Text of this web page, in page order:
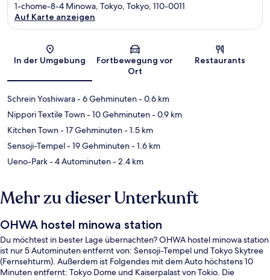
Karte
1-chome-8-4 Minowa, Tokyo, Tokyo, 110-0011
Auf Karte anzeigen
In der Umgebung
Fortbewegung vor
Ort
Restaurants
Schrein Yoshiwara- 6 Gehminuten- 0.6 km
Nippori Textile Town- 10 Gehminuten- 0.9 km
Kitchen Town- 17 Gehminuten- 1.5 km
Sensoji-Tempel- 19 Gehminuten- 1.6 km
Ueno-Park- 4 Autominuten- 2.4 km
Mehr zu dieser Unterkunft
OHWA hostel minowa station
Du möchtest in bester Lage übernachten? OHWA hostel minowa station
ist nur 5 Autominuten entfernt von: Sensoji-Tempel und Tokyo Skytree
(Fernsehturm). Außerdem ist Folgendes mit dem Auto höchstens 10
Minuten entfernt: Tokyo Dome und Kaiserpalast von Tokio. Die